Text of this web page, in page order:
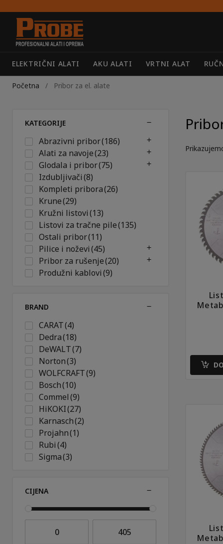
ELEKTRIČNI ALATI AKU ALATI VRTNI ALAT
Preskoči
na
navigaciju
Skoči
do
sadržaja
Početna / Pribor za el. alate
KATEGORIJE
Abrazivni pribor(186)
Alati za navoje(23)
Glodala i pribor(75)
Izdubljivači(8)
Kompleti pribora(26)
Krune(29)
Kružni listovi(13)
Listovi za tračne pile(135)
Ostali pribor(11)
Pilice i noževi(45)
Pribor za rušenje(20)
Produžni kablovi(9)
BRAND
CARAT(4)
Dedra(18)
DeWALT(7)
Norton(3)
WOLFCRAFT(9)
Bosch(10)
Commel(9)
HiKOKI(27)
Karnasch(2)
Projahn(1)
Rubi(4)
Sigma(3)
Hawera
Klingspor(185)
Metabo
CIJENA